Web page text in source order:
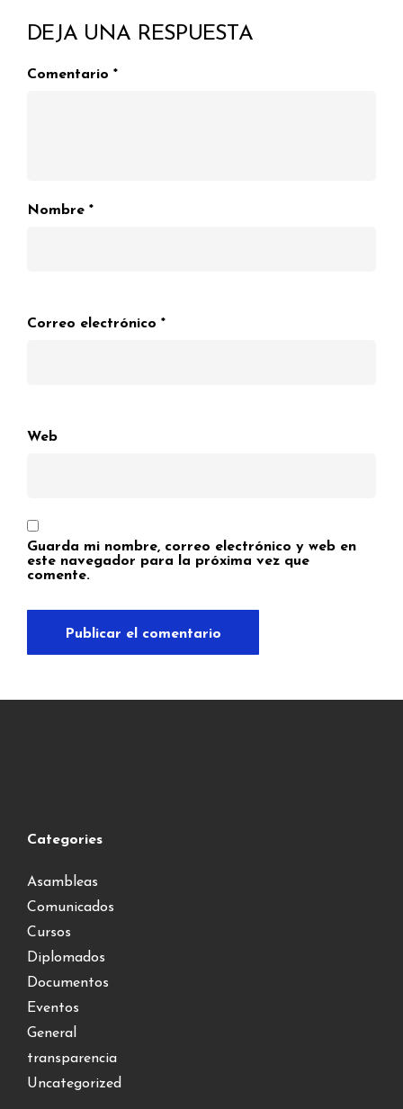
DEJA UNA RESPUESTA
Comentario *
Nombre *
Correo electrónico *
Web
Guarda mi nombre, correo electrónico y web en
este navegador para la próxima vez que
comente.
Categories
Asambleas
Comunicados
Cursos
Diplomados
Documentos
Eventos
General
transparencia
Uncategorized